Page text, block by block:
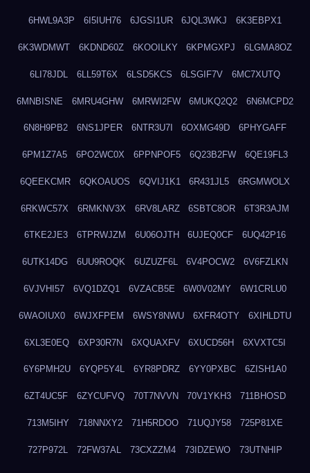
6HWL9A3P 6I5IUH76 6JGSI1UR 6JQL3WKJ 6K3EBPX1
6K3WDMWT 6KDND60Z 6KOOILKY 6KPMGXPJ 6LGMA8OZ
6LI78JDL 6LL59T6X 6LSD5KCS 6LSGIF7V 6MC7XUTQ
6MNBISNE 6MRU4GHW 6MRWI2FW 6MUKQ2Q2 6N6MCPD2
6N8H9PB2 6NS1JPER 6NTR3U7I 6OXMG49D 6PHYGAFF
6PM1Z7A5 6PO2WC0X 6PPNPOF5 6Q23B2FW 6QE19FL3
6QEEKCMR 6QKOAUOS 6QVIJ1K1 6R431JL5 6RGMWOLX
6RKWC57X 6RMKNV3X 6RV8LARZ 6SBTC8OR 6T3R3AJM
6TKE2JE3 6TPRWJZM 6U06OJTH 6UJEQ0CF 6UQ42P16
6UTK14DG 6UU9ROQK 6UZUZF6L 6V4POCW2 6V6FZLKN
6VJVHI57 6VQ1DZQ1 6VZACB5E 6W0V02MY 6W1CRLU0
6WAOIUX0 6WJXFPEM 6WSY8NWU 6XFR4OTY 6XIHLDTU
6XL3E0EQ 6XP30R7N 6XQUAXFV 6XUCD56H 6XVXTC5I
6Y6PMH2U 6YQP5Y4L 6YR8PDRZ 6YY0PXBC 6ZISH1A0
6ZT4UC5F 6ZYCUFVQ 70T7NVVN 70V1YKH3 711BHOSD
713M5IHY 718NNXY2 71H5RDOO 71UQJY58 725P81XE
727P972L 72FW37AL 73CXZZM4 73IDZEWO 73UTNHIP